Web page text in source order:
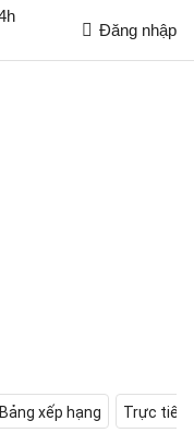
Đăng nhập
Bảng xếp hạng Trực tiếp